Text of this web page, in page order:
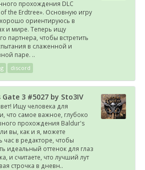
прохождения DLC
the Erdtree». Основную игру
ориентируюсь в
и мире. Теперь ищу
партнера, чтобы встретить
в слаженной и
паре. ..
discord
Gate 3 #5027 by Sto3IV
Ищу человека для
что самое важное, глубоко
прохождения Baldur's
вы, как и я, можете
час в редакторе, чтобы
идеальный оттенок для глаз
и считаете, что лучший лут
строчка в дневн..